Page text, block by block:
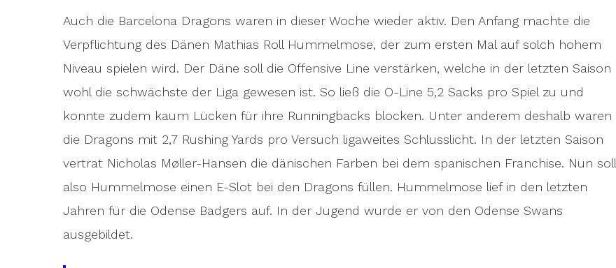
Auch die Barcelona Dragons waren in dieser Woche wieder aktiv. Den Anfang machte die
Verpflichtung des Dänen Mathias Roll Hummelmose, der zum ersten Mal auf solch hohem
Niveau spielen wird. Der Däne soll die Offensive Line verstärken, welche in der letzten Saison
wohl die schwächste der Liga gewesen ist. So ließ die O-Line 5,2 Sacks pro Spiel zu und
konnte zudem kaum Lücken für ihre Runningbacks blocken. Unter anderem deshalb waren
die Dragons mit 2,7 Rushing Yards pro Versuch ligaweites Schlusslicht. In der letzten Saison
vertrat Nicholas Møller-Hansen die dänischen Farben bei dem spanischen Franchise. Nun soll
also Hummelmose einen E-Slot bei den Dragons füllen. Hummelmose lief in den letzten
Jahren für die Odense Badgers auf. In der Jugend wurde er von den Odense Swans
ausgebildet.